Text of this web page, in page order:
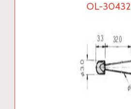
OL-30432